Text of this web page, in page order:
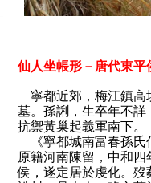
仙人坐帳形－唐代東平
寧都近郊，梅江鎮高
墓。孫誗，生卒年不
抗禦黃巢起義軍南下。
《寧都城南富春孫氏
原籍河南陳留，中和
侯，遂定居於虔化。